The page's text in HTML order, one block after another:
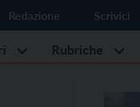
Redazione Scrivici
Rubriche